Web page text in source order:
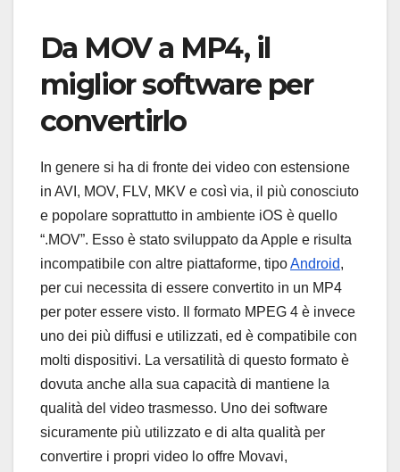
Da MOV a MP4, il
miglior software per
convertirlo
In genere si ha di fronte dei video con estensione
in AVI, MOV, FLV, MKV e così via, il più conosciuto
e popolare soprattutto in ambiente iOS è quello
“.MOV”. Esso è stato sviluppato da Apple e risulta
incompatibile con altre piattaforme, tipoAndroid,
per cui necessita di essere convertito in un MP4
per poter essere visto. Il formato MPEG 4 è invece
uno dei più diffusi e utilizzati, ed è compatibile con
molti dispositivi. La versatilità di questo formato è
dovuta anche alla sua capacità di mantiene la
qualità del video trasmesso. Uno dei software
sicuramente più utilizzato e di alta qualità per
convertire i propri video lo offre Movavi,